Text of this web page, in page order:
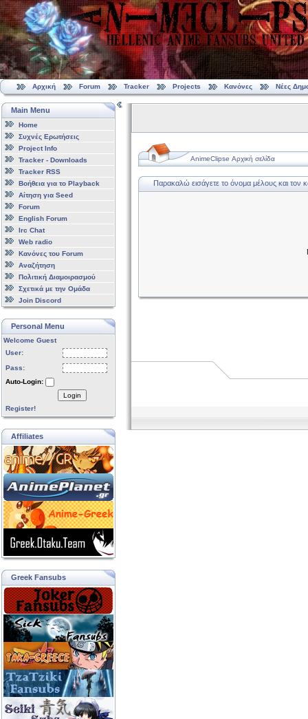
Αρχική Forum Tracker Projects Κανόνες Νέες
Main Menu
Home
Συχνές Ερωτήσεις
Project Info
Tracker - Downloads
Tracker RSS
Βοήθεια για το Playback
Αίτηση για Seed
Forum
English Forum
Irc Chat
Web radio
Κανόνες του Forum
Αναζήτηση
Πολιτική Διαμοιρασμού
Σχετικά με την Ομάδα
Join Discord
Personal Menu
Welcome Guest
User:
Pass:
Auto-Login:
Login
Register!
Affiliates
Greek Fansubs
AnimeClipse Αρχική σελίδα
Παρακαλώ εισάγετε το όνομα μέλους και τον